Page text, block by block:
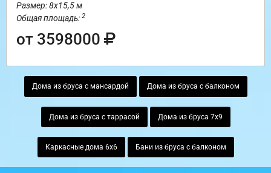
Размер: 8х15,5 м
Общая площадь: 2
от 3598000
Дома из бруса с мансардой Дома из бруса с балконом
Дома из бруса с таррасой Дома из бруса 7х9
Каркасные дома 6х6 Бани из бруса с балконом